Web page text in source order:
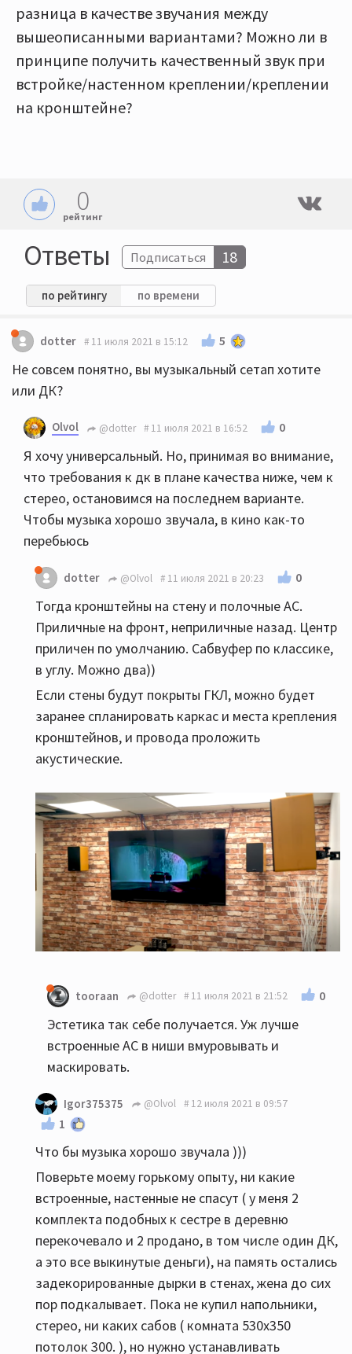
разница в качестве звучания между
вышеописанными вариантами? Можно ли в
принципе получить качественный звук при
встройке/настенном креплении/креплении
на кронштейне?
0
рейтинг
Ответы Подписаться 18
по рейтингу по времени
dotter 11 июля 2021 в 15:12 5
Не совсем понятно, вы музыкальный сетап хотите
или ДК?
Olvol @dotter 11 июля 2021 в 16:52 0
Я хочу универсальный. Но, принимая во внимание,
что требования к дк в плане качества ниже, чем к
стерео, остановимся на последнем варианте.
Чтобы музыка хорошо звучала, в кино как-то
перебьюсь
dotter @Olvol 11 июля 2021 в 20:23 0
Тогда кронштейны на стену и полочные АС.
Приличные на фронт, неприличные назад. Центр
приличен по умолчанию. Сабвуфер по классике,
в углу. Можно два))
Если стены будут покрыты ГКЛ, можно будет
заранее спланировать каркас и места крепления
кронштейнов, и провода проложить
акустические.
tooraan @dotter 11 июля 2021 в 21:52 0
Эстетика так себе получается. Уж лучше
встроенные АС в ниши вмуровывать и
маскировать.
Igor375375 @Olvol 12 июля 2021 в 09:57
1
Что бы музыка хорошо звучала )))
Поверьте моему горькому опыту, ни какие
встроенные, настенные не спасут ( у меня 2
комплекта подобных к сестре в деревню
перекочевало и 2 продано, в том числе один ДК,
а это все выкинутые деньги), на память остались
задекорированные дырки в стенах, жена до сих
пор подкалывает. Пока не купил напольники,
стерео, ни каких сабов ( комната 530х350
потолок 300. ), но нужно устанавливать